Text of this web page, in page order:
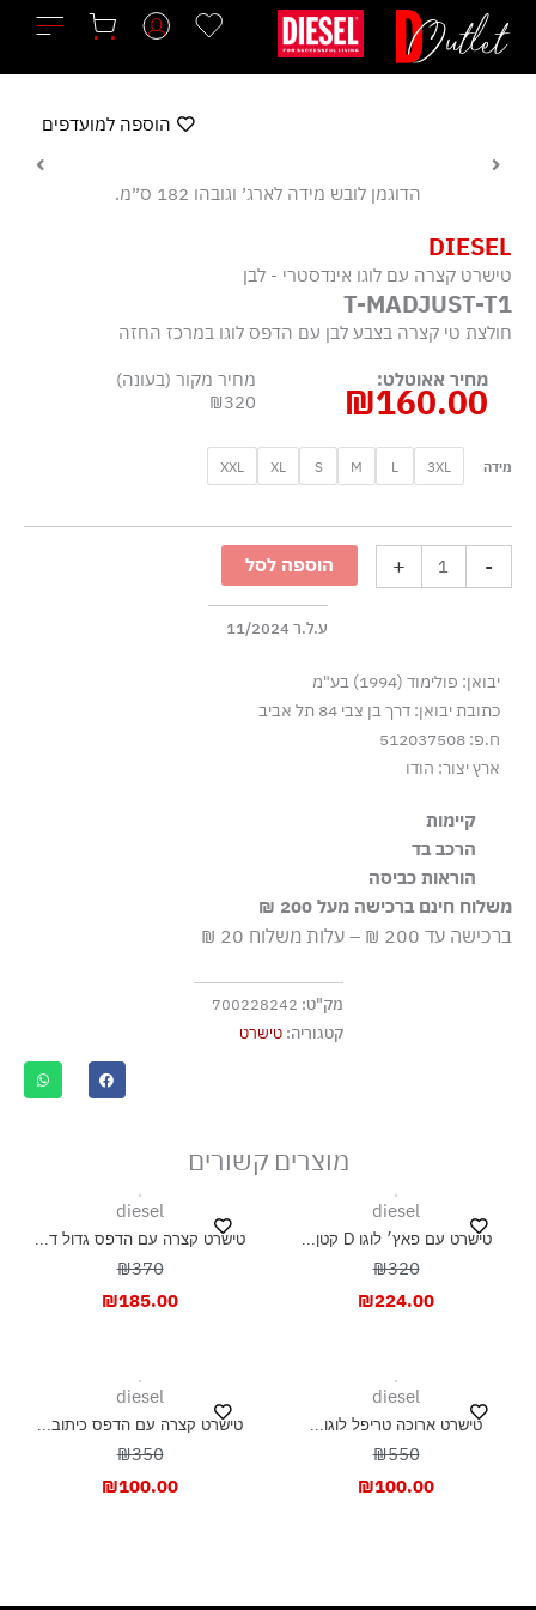
לתוכן
DIESEL
טישרט קצרה עם לוגו אינדסטרי - לבן
T-MADJUST-T1
חולצת טי קצרה בצבע לבן עם הדפס לוגו במרכז החזה
מחיר אאוטלט:
₪160.00
מחיר מקור (בעונה)
₪320
מידה 3XL
L
M
S
XL
XXL
-
קצרה
עם
לבן
+ הוספה לסל
ע.ל.ר 11/2024
יבואן: פולימוד (1994) בע"מ
כתובת יבואן: דרך בן צבי 84 תל אביב
ח.פ: 512037508
ארץ יצור: הודו
קיימות
התומכות במגוון ביולוגי ובמערכות אקולוגיות בריאות.
הרכב בד
100% כותנה
הוראות כביסה
כביסה עדינה במכונה עד ‎30°C
ללא חומרי הלבנה, ללא השריה
גיהוץ בחום נמוך
אסור לנקות בניקוי יבש
משלוח חינם ברכישה מעל 200 ₪
ברכישה עד 200 ₪ – עלות משלוח 20 ₪
מק"ט: 700228242
קטגוריה:טישרט
הוספה למועדפים
הדוגמן לובש מידה לארג׳ וגובהו 182 ס״מ.
מוצרים קשורים
diesel
טישרט עם פאץ׳ לוגו D קטן...
₪320
₪224.00
diesel
טישרט קצרה עם הדפס גדול ד...
₪370
₪185.00
diesel
טישרט ארוכה טריפל לוגו...
₪550
₪100.00
diesel
טישרט קצרה עם הדפס כיתוב...
₪350
₪100.00